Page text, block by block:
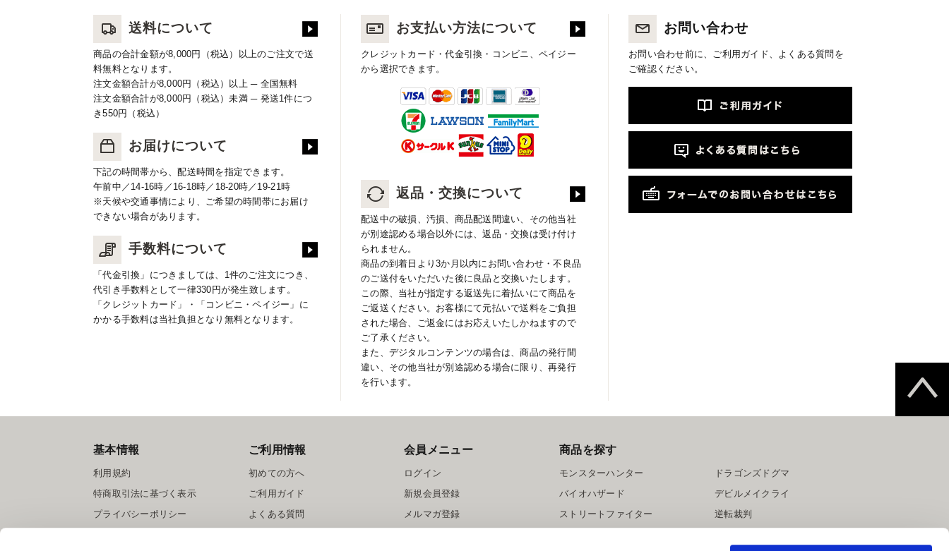
送料について
商品の合計金額が8,000円（税込）以上のご注文で送
料無料となります。
注文金額合計が8,000円（税込）以上 ─ 全国無料
注文金額合計が8,000円（税込）未満 ─ 発送1件につ
き550円（税込）
お届けについて
下記の時間帯から、配送時間を指定できます。
午前中／14-16時／16-18時／18-20時／19-21時
※天候や交通事情により、ご希望の時間帯にお届け
できない場合があります。
手数料について
「代金引換」につきましては、1件のご注文につき、
代引き手数料として一律330円が発生致します。
「クレジットカード」・「コンビニ・ペイジー」に
かかる手数料は当社負担となり無料となります。
お支払い方法について
クレジットカード・代金引換・コンビニ、ペイジー
から選択できます。
返品・交換について
配送中の破損、汚損、商品配送間違い、その他当社
が別途認める場合以外には、返品・交換は受け付け
られません。
商品の到着日より3か月以内にお問い合わせ・不良品
のご送付をいただいた後に良品と交換いたします。
この際、当社が指定する返送先に着払いにて商品を
ご返送ください。お客様にて元払いで送料をご負担
された場合、ご返金にはお応えいたしかねますので
ご了承ください。
また、デジタルコンテンツの場合は、商品の発行間
違い、その他当社が別途認める場合に限り、再発行
を行います。
お問い合わせ
お問い合わせ前に、ご利用ガイド、よくある質問を
ご確認ください。
基本情報
利用規約
特商取引法に基づく表示
プライバシーポリシー
ご利用情報
初めての方へ
ご利用ガイド
よくある質問
会員メニュー
ログイン
新規会員登録
メルマガ登録
商品を探す
モンスターハンター
バイオハザード
ストリートファイター
ドラゴンズドグマ
デビルメイクライ
逆転裁判